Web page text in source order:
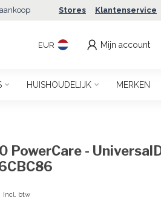
Stores Klantenservice
EUR Mijn account
HUISHOUDELIJK MERKEN
PowerCare -
Incl. btw